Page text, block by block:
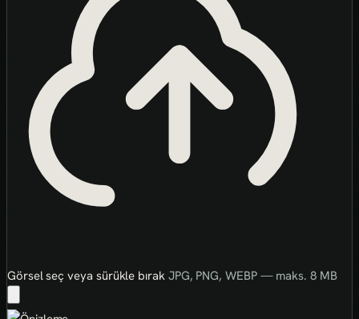
Görsel seç veya sürükle bırak JPG, PNG, WEBP — maks. 8 MB